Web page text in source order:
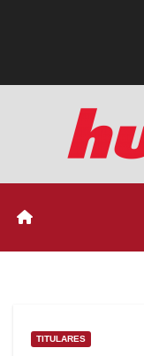
TITULARES